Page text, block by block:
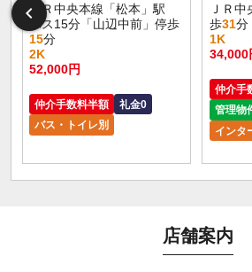
ＪＲ中央本線「松本」駅
バス15分「山辺中前」停歩
15分
2K
52,000円
仲介手数料半額
礼金0
バス・トイレ別
ＪＲ
歩31分
1K
34,000
仲介手
管理物
インタ
店舗案内